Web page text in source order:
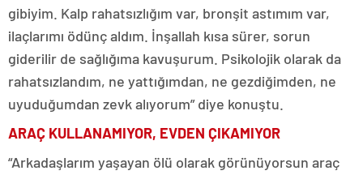
gibiyim. Kalp rahatsızlığım var, bronşit astımım var,
ilaçlarımı ödünç aldım. İnşallah kısa sürer, sorun
giderilir de sağlığıma kavuşurum. Psikolojik olarak da
rahatsızlandım, ne yattığımdan, ne gezdiğimden, ne
uyuduğumdan zevk alıyorum” diye konuştu.
ARAÇ KULLANAMIYOR, EVDEN ÇIKAMIYOR
“Arkadaşlarım yaşayan ölü olarak görünüyorsun araç